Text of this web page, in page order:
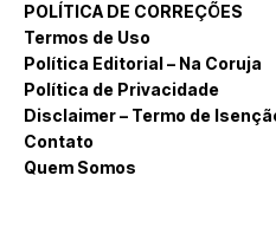
POLÍTICA DE CORREÇÕES
Termos de Uso
Política Editorial – Na Coruja
Política de Privacidade
Disclaimer – Termo de
Contato
Quem Somos